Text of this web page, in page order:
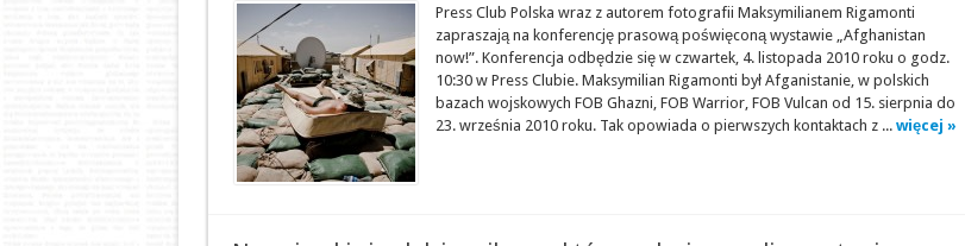
Press Club Polska wraz z autorem fotografii Maksymilianem Rigamonti
zapraszają na konferencję prasową poświęconą wystawie „Afghanistan
now!”. Konferencja odbędzie się w czwartek, 4. listopada 2010 roku o godz.
10:30 w Press Clubie. Maksymilian Rigamonti był Afganistanie, w polskich
bazach wojskowych FOB Ghazni, FOB Warrior, FOB Vulcan od 15. sierpnia do
23. września 2010 roku. Tak opowiada o pierwszych kontaktach z ... więcej »